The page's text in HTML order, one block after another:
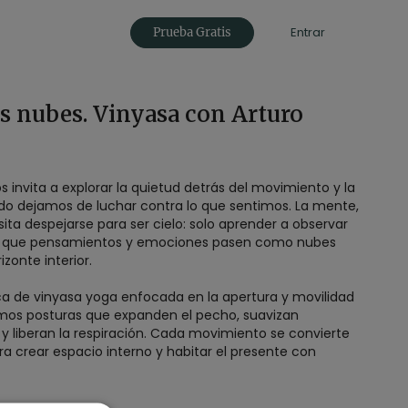
Prueba Gratis Entrar
nubes. Vinyasa con Arturo
invita a explorar la quietud detrás del movimiento y la
dejamos de luchar contra lo que sentimos. La mente,
despejarse para ser cielo: solo aprender a observar
pensamientos y emociones pasen como nubes
interior.
de vinyasa yoga enfocada en la apertura y movilidad
posturas que expanden el pecho, suavizan
liberan la respiración. Cada movimiento se convierte
crear espacio interno y habitar el presente con